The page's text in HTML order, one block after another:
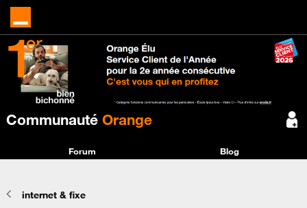
Communauté Orange
Forum Blog
internet & fixe